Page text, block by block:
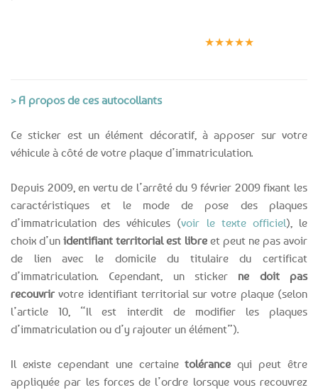
★★★★★
> A propos de ces autocollants
Ce sticker est un élément décoratif, à apposer sur votre
véhicule à côté de votre plaque d’immatriculation.
Depuis 2009, en vertu de l’arrêté du 9 février 2009 fixant les
caractéristiques et le mode de pose des plaques
d’immatriculation des véhicules (voir le texte officiel), le
choix d’unidentifiant territorial est libreet peut ne pas avoir
de lien avec le domicile du titulaire du certificat
d’immatriculation. Cependant, un sticker ne doit pas
recouvrir votre identifiant territorial sur votre plaque (selon
l’article 10, “Il est interdit de modifier les plaques
d’immatriculation ou d’y rajouter un élément”).
Il existe cependant une certainetolérance qui peut être
appliquée par les forces de l’ordre lorsque vous recouvrez